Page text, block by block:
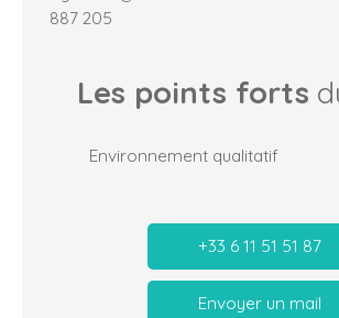
887 205
Les points forts
Environnement qualitatif
+33 6 11 51 51 87
Envoyer un mail